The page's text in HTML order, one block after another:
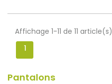
Affichage 1-11 de 11 article(s)
1
Pantalons